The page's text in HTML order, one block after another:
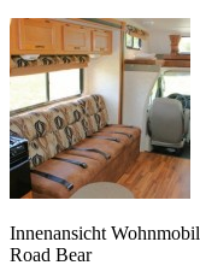
Innenansicht Wohnmobil
Road Bear